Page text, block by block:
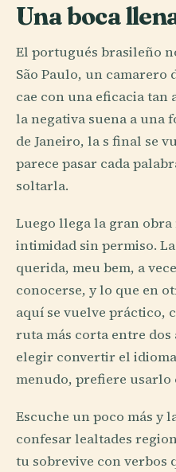
Una boca
El portugués brasileño
São Paulo, un camarero
cae con una eficacia
la negativa suena a una
de Janeiro, la s final se
parece pasar cada
soltarla.
Luego llega la gran
intimidad sin permiso.
querida, meu bem, a
conocerse, y lo que en
aquí se vuelve práctico,
ruta más corta entre dos
elegir convertir el
menudo, prefiere usarlo
Escuche un poco más y
confesar lealtades
tu sobrevive con